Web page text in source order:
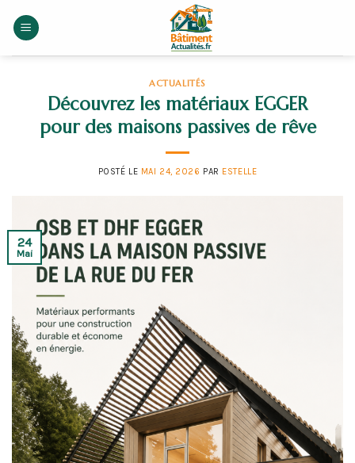
ACTUALITÉS
Découvrez les matériaux EGGER
pour des maisons passives de rêve
POSTÉ LE MAI 24, 2026 PAR ESTELLE
24
Mai